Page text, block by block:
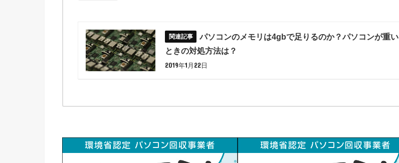
パソコンのメモリは4gbで足りるのか？パソコンが重い
ときの対処方法は？
2019年1月22日